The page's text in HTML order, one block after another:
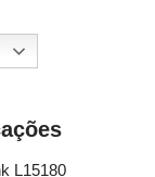
L15180